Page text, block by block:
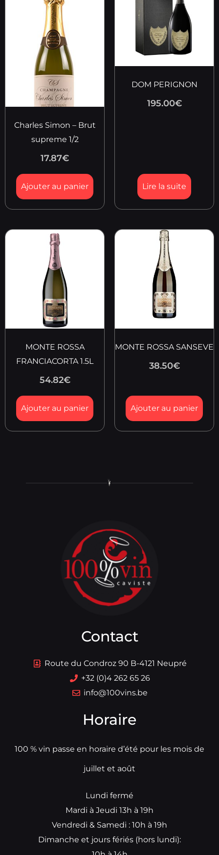
Charles Simon – Brut
supreme 1/2
17.87€
Ajouter au panier
DOM PERIGNON
195.00€
Lire la suite
MONTE ROSSA
FRANCIACORTA 1.5L
54.82€
Ajouter au panier
MONTE ROSSA SANSEVE
38.50€
Ajouter au panier
Contact
Route du Condroz 90 B-4121 Neupré
+32 (0)4 262 65 26
info@100vins.be
Horaire
100 % vin passe en horaire d’été pour les mois de
juillet et août
Lundi fermé
Mardi à Jeudi 13h à 19h
Vendredi & Samedi : 10h à 19h
Dimanche et jours fériés (hors lundi):